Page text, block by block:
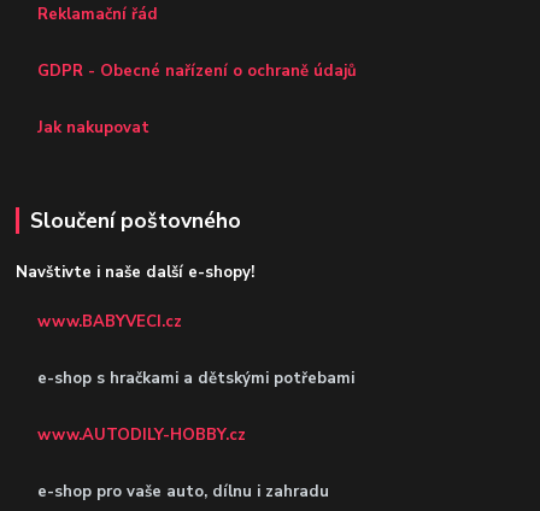
Reklamační řád
GDPR - Obecné nařízení o ochraně údajů
Jak nakupovat
Sloučení poštovného
Navštivte i naše další e-shopy!
www.BABYVECI.cz
e-shop s hračkami a dětskými potřebami
www.AUTODILY-HOBBY.cz
e-shop pro vaše auto, dílnu i zahradu